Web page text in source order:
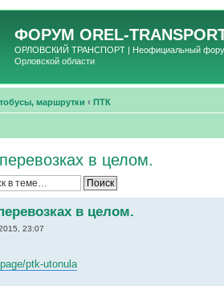
ФОРУМ OREL-
ОРЛОВСКИЙ ТРАНСПОРТ | Неофициальный форум
Орловской области
маршрутки ‹ ПТК
в целом.
в целом.
23:07
ptk-utonula